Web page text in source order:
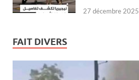
27 décembre 2025
FAIT DIVERS